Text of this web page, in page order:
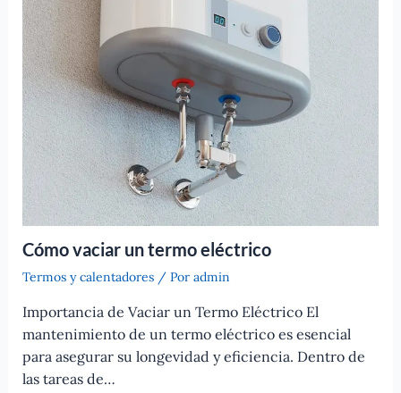
Cómo vaciar un termo eléctrico
Termos y calentadores/ Por admin
Importancia de Vaciar un Termo Eléctrico El
mantenimiento de un termo eléctrico es esencial
para asegurar su longevidad y eficiencia. Dentro de
las tareas de…